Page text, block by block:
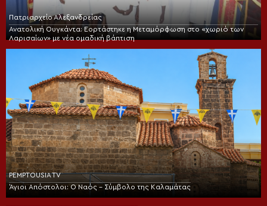
Πατριαρχείο Αλεξανδρείας
Ανατολική Ουγκάντα: Εορτάστηκε η Μεταμόρφωση στο «χωριό των
Λαρισαίων» με νέα ομαδική βάπτιση
PEMPTOUSIA TV
Άγιοι Απόστολοι: Ο Ναός – Σύμβολο της Καλαμάτας